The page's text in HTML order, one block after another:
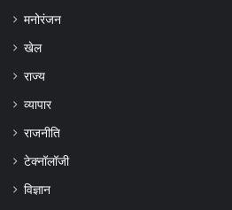
मनोरंजन
खेल
राज्य
व्यापार
राजनीति
टेक्नॉलॉजी
विज्ञान